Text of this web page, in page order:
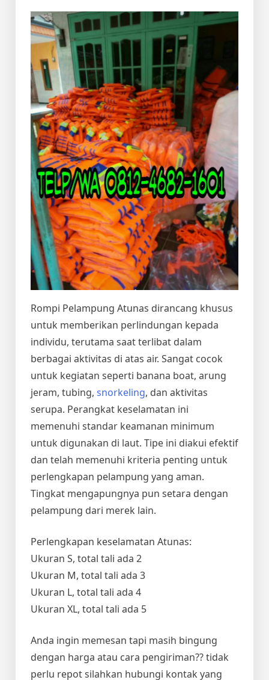
Rompi Pelampung Atunas dirancang khusus
untuk memberikan perlindungan kepada
individu, terutama saat terlibat dalam
berbagai aktivitas di atas air. Sangat cocok
untuk kegiatan seperti banana boat, arung
jeram, tubing, snorkeling, dan aktivitas
serupa. Perangkat keselamatan ini
memenuhi standar keamanan minimum
untuk digunakan di laut. Tipe ini diakui efektif
dan telah memenuhi kriteria penting untuk
perlengkapan pelampung yang aman.
Tingkat mengapungnya pun setara dengan
pelampung dari merek lain.
Perlengkapan keselamatan Atunas:
Ukuran S, total tali ada 2
Ukuran M, total tali ada 3
Ukuran L, total tali ada 4
Ukuran XL, total tali ada 5
Anda ingin memesan tapi masih bingung
dengan harga atau cara pengiriman?? tidak
perlu repot silahkan hubungi kontak yang